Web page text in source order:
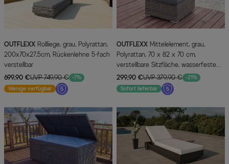
OUTFLEXX
200x70x27,5cm, Rückenlehne 5-fach
verstellbar
699,90 €UVP 749,90 € -7%
Wenige verfügbar
OUTFLEXX
Polyrattan, 70 x 82 x 70 cm,
verstellbare Sitzfläche, wasserfeste
Kissenbox
299,90 €UVP 379,90 € -21%
Sofort lieferbar